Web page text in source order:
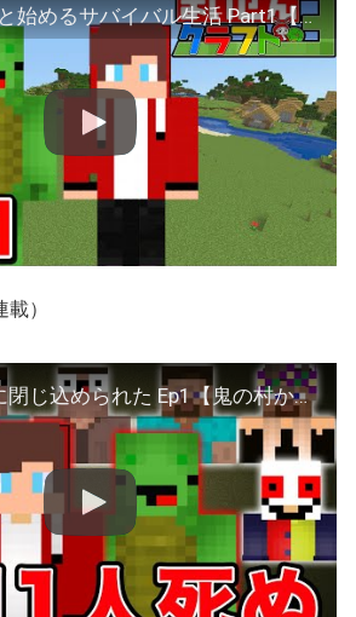
マイクラ初心者と始めるサバイバル生活 Part1【まいぜんクラフト３・マインクラフト・まいくら】
）
毎日1人死ぬ村に閉じ込められた Ep1【鬼の村から脱出】